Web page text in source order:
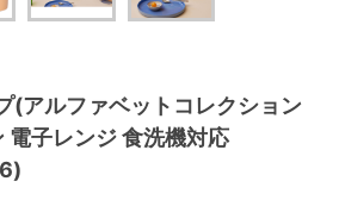
(アルファベットコレクション
子レンジ 食洗機対応